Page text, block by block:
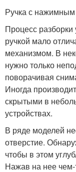
Ручка с
Процесс разборки
ручкой мало
механизмом. В
нужно только
поворачивая
Иногда
скрытыми в
устройствах.
В ряде моделей
отверстие.
чтобы в этом
Нажав на нее чем-